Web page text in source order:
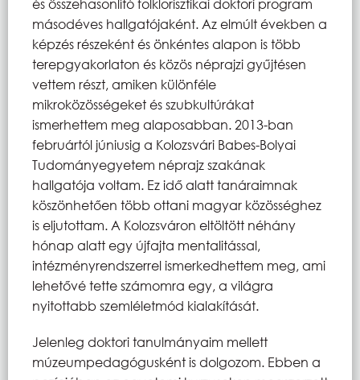
és összehasonlító folklorisztikai doktori program
másodéves hallgatójaként. Az elmúlt években a
képzés részeként és önkéntes alapon is több
terepgyakorlaton és közös néprajzi gyűjtésen
vettem részt, amiken különféle
mikroközösségeket és szubkultúrákat
ismerhettem meg alaposabban. 2013-ban
februártól júniusig a Kolozsvári Babes-Bolyai
Tudományegyetem néprajz szakának
hallgatója voltam. Ez idő alatt tanáraimnak
köszönhetően több ottani magyar közösséghez
is eljutottam. A Kolozsváron eltöltött néhány
hónap alatt egy újfajta mentalitással,
intézményrendszerrel ismerkedhettem meg, ami
lehetővé tette számomra egy, a világra
nyitottabb szemléletmód kialakítását.
Jelenleg doktori tanulmányaim mellett
múzeumpedagógusként is dolgozom. Ebben a